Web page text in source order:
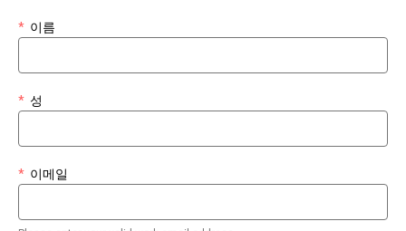
이름
*
성
*
이메일
*